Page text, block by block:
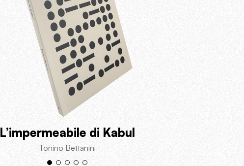
L’impermeabile di Kabul
Tonino Bettanini